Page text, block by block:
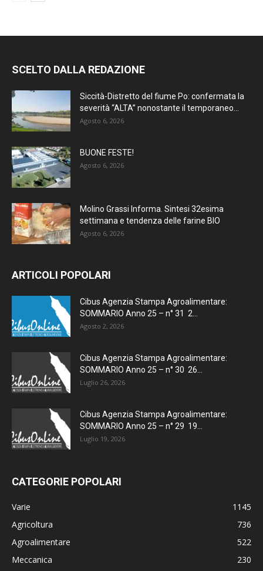
SCELTO DALLA REDAZIONE
Siccità-Distretto del fiume Po: confermata la
severità “ALTA” nonostante il temporaneo...
Agosto 6, 2026
BUONE FESTE!
Agosto 6, 2026
Molino Grassi Informa. Sintesi 32esima
settimana e tendenza delle farine BIO
Agosto 6, 2026
ARTICOLI POPOLARI
Cibus Agenzia Stampa Agroalimentare:
SOMMARIO Anno 25 – n° 31 2...
Agosto 2, 2026
Cibus Agenzia Stampa Agroalimentare:
SOMMARIO Anno 25 – n° 30 26...
Luglio 26, 2026
Cibus Agenzia Stampa Agroalimentare:
SOMMARIO Anno 25 – n° 29 19...
Luglio 19, 2026
CATEGORIE POPOLARI
Varie
1145
Agricoltura
736
Agroalimentare
522
Meccanica
230